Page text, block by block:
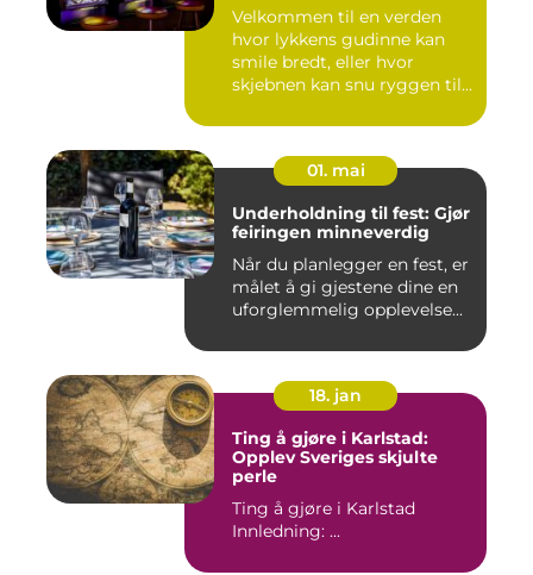
Velkommen til en verden
hvor lykkens gudinne kan
smile bredt, eller hvor
skjebnen kan snu ryggen til...
01. mai
Underholdning til fest: Gjør
feiringen minneverdig
Når du planlegger en fest, er
målet å gi gjestene dine en
uforglemmelig opplevelse...
18. jan
Ting å gjøre i Karlstad:
Opplev Sveriges skjulte
perle
Ting å gjøre i Karlstad
Innledning: ...